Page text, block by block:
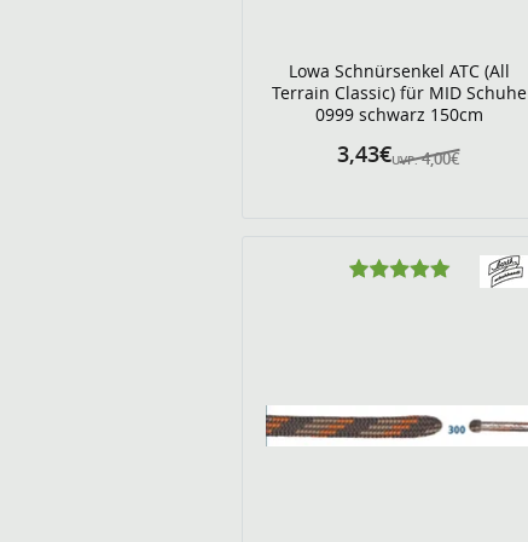
Lowa Schnürsenkel ATC (All
Terrain Classic) für MID Schuhe
0999 schwarz 150cm
UVP: 4,00€
3,43€